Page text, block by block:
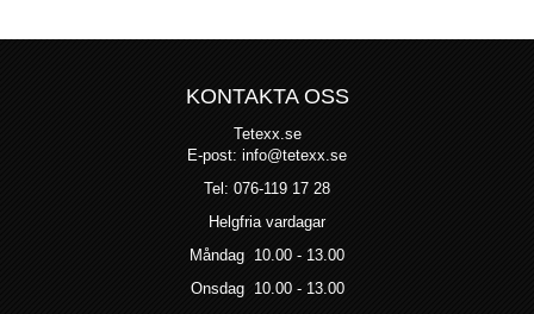
KONTAKTA OSS
Tetexx.se
E-post: info@tetexx.se
Tel: 076-119 17 28
Helgfria vardagar
Måndag 10.00 - 13.00
Onsdag 10.00 - 13.00